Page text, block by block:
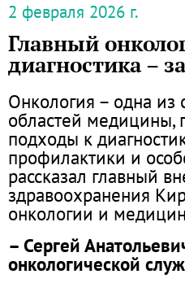
2 февраля 2026 г.
Главный
диагностика –
Онкология – одна
областей медицины,
подходы к
профилактики и
рассказал главный
здравоохранения
онкологии и
– Сергей
онкологической